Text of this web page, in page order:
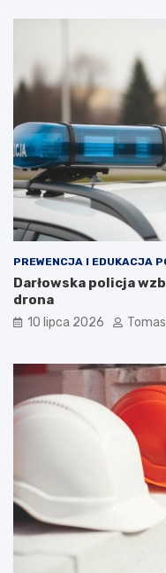
PREWENCJA I EDUKACJA
Darłowska policja
drona
10 lipca 2026